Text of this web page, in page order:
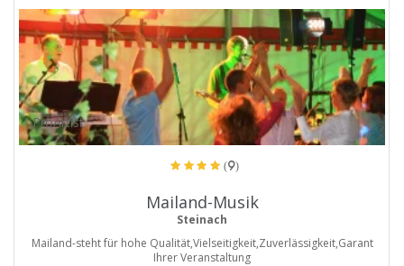
ProArtist
(9)
Mailand-Musik
Steinach
Mailand-steht für hohe Qualität,Vielseitigkeit,Zuverlässigkeit,Garant
Ihrer Veranstaltung